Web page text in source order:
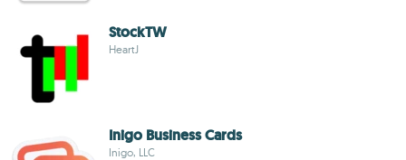
StockTW
HeartJ
Inigo Business Cards
Inigo, LLC